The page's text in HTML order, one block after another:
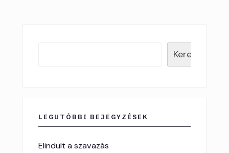
Keresés
LEGUTÓBBI BEJEGYZÉSEK
Elindult a szavazás